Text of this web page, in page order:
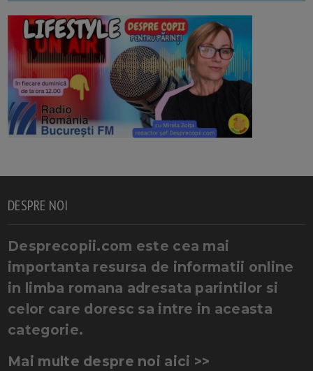
DESPRE NOI
Desprecopii.com este cea mai
importanta resursa de informatii online
in limba romana adresata parintilor si
celor care doresc sa intre in aceasta
categorie.
Mai multe despre noi aici >>